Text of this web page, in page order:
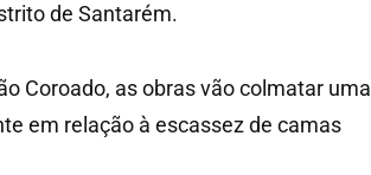
de Santarém.
Coroado, as obras vão colmatar uma
em relação à escassez de camas